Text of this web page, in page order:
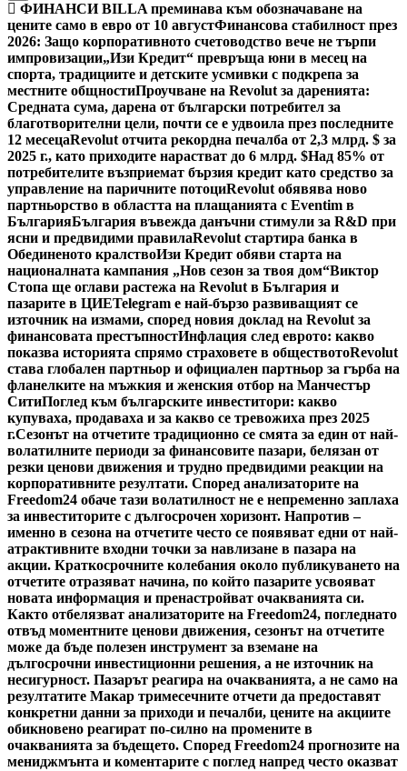
ФИНАНСИ BILLA преминава към обозначаване на
цените само в евро от 10 августФинансова стабилност през
2026: Защо корпоративното счетоводство вече не търпи
импровизации„Изи Кредит“ превръща юни в месец на
спорта, традициите и детските усмивки с подкрепа за
местните общностиПроучване на Revolut за даренията:
Средната сума, дарена от български потребител за
благотворителни цели, почти се е удвоила през последните
12 месецаRevolut отчита рекордна печалба от 2,3 млрд. $ за
2025 г., като приходите нарастват до 6 млрд. $Над 85% от
потребителите възприемат бързия кредит като средство за
управление на паричните потоциRevolut обявява ново
партньорство в областта на плащанията с Eventim в
БългарияБългария въвежда данъчни стимули за R&D при
ясни и предвидими правилаRevolut стартира банка в
Обединеното кралствоИзи Кредит обяви старта на
националната кампания „Нов сезон за твоя дом“Виктор
Стопа ще оглави растежа на Revolut в България и
пазарите в ЦИЕTelegram е най-бързо развиващият се
източник на измами, според новия доклад на Revolut за
финансовата престъпностИнфлация след еврото: какво
показва историята спрямо страховете в обществотоRevolut
става глобален партньор и официален партньор за гърба на
фланелките на мъжкия и женския отбор на Манчестър
СитиПоглед към българските инвеститори: какво
купуваха, продаваха и за какво се тревожиха през 2025
г.Сезонът на отчетите традиционно се смята за един от най-
волатилните периоди за финансовите пазари, белязан от
резки ценови движения и трудно предвидими реакции на
корпоративните резултати. Според анализаторите на
Freedom24 обаче тази волатилност не е непременно заплаха
за инвеститорите с дългосрочен хоризонт. Напротив –
именно в сезона на отчетите често се появяват едни от най-
атрактивните входни точки за навлизане в пазара на
акции. Краткосрочните колебания около публикуването на
отчетите отразяват начина, по който пазарите усвояват
новата информация и пренастройват очакванията си.
Както отбелязват анализаторите на Freedom24, погледнато
отвъд моментните ценови движения, сезонът на отчетите
може да бъде полезен инструмент за вземане на
дългосрочни инвестиционни решения, а не източник на
несигурност. Пазарът реагира на очакванията, а не само на
резултатите Макар тримесечните отчети да предоставят
конкретни данни за приходи и печалби, цените на акциите
обикновено реагират по-силно на промените в
очакванията за бъдещето. Според Freedom24 прогнозите на
мениджмънта и коментарите с поглед напред често оказват